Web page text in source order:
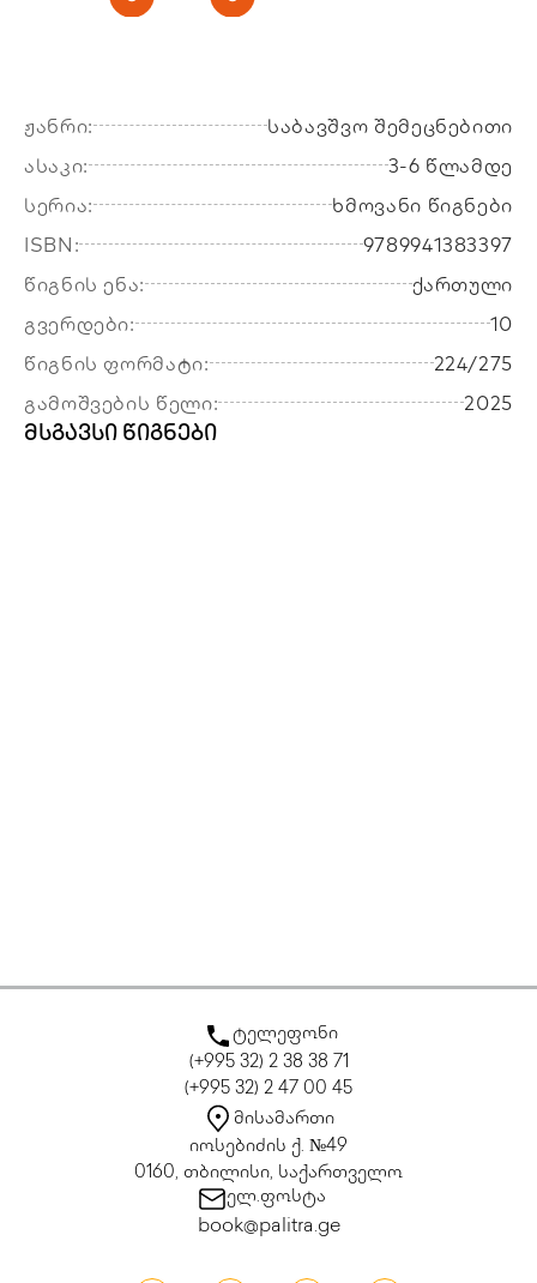
ჟანრი:
საბავშვო შემეცნებითი
ასაკი:
3-6 წლამდე
სერია:
ხმოვანი წიგნები
ISBN:
9789941383397
წიგნის ენა:
ქართული
გვერდები:
10
წიგნის ფორმატი:
224/275
გამოშვების წელი:
2025
მსგავსი წიგნები
ტელეფონი
(+995 32) 2 38 38 71
(+995 32) 2 47 00 45
მისამართი
იოსებიძის ქ. №49
0160, თბილისი, საქართველო
ელ.ფოსტა
book@palitra.ge